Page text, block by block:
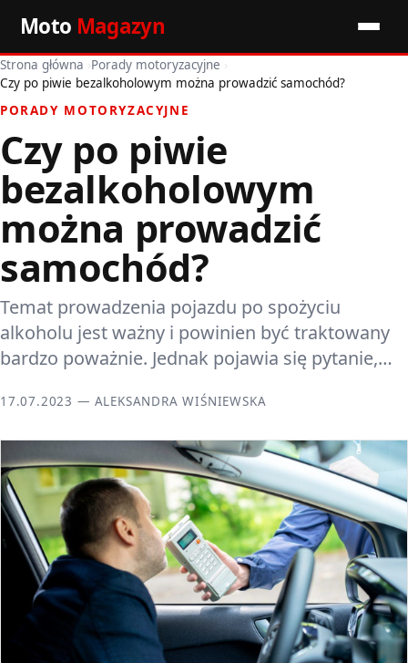
Moto Magazyn
Start
Wiadomości
Premiery
Porady motoryzacyjne
Pozostałe artykuły
Strona główna ›Porady motoryzacyjne ›
Czy po piwie bezalkoholowym można prowadzić samochód?
PORADY MOTORYZACYJNE
Czy po piwie
bezalkoholowym
można prowadzić
samochód?
Temat prowadzenia pojazdu po spożyciu
alkoholu jest ważny i powinien być traktowany
bardzo poważnie. Jednak pojawia się pytanie,…
17.07.2023 — ALEKSANDRA WIŚNIEWSKA